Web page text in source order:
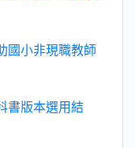
國小非現職教師
書版本選用結